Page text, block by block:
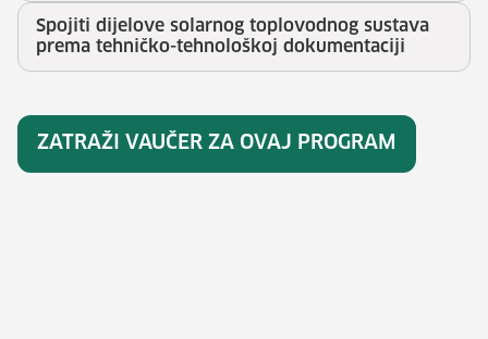
Spojiti dijelove solarnog toplovodnog sustava
prema tehničko-tehnološkoj dokumentaciji
ZATRAŽI VAUČER ZA OVAJ PROGRAM